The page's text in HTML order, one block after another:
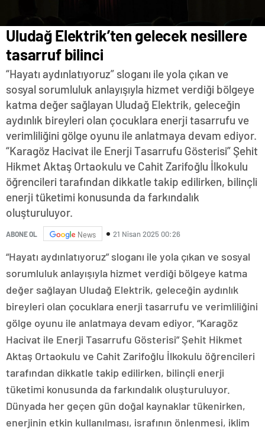
Uludağ Elektrik’ten gelecek nesillere
tasarruf bilinci
“Hayatı aydınlatıyoruz” sloganı ile yola çıkan ve
sosyal sorumluluk anlayışıyla hizmet verdiği bölgeye
katma değer sağlayan Uludağ Elektrik, geleceğin
aydınlık bireyleri olan çocuklara enerji tasarrufu ve
verimliliğini gölge oyunu ile anlatmaya devam ediyor.
“Karagöz Hacivat ile Enerji Tasarrufu Gösterisi” Şehit
Hikmet Aktaş Ortaokulu ve Cahit Zarifoğlu İlkokulu
öğrencileri tarafından dikkatle takip edilirken, bilinçli
enerji tüketimi konusunda da farkındalık
oluşturuluyor.
ABONE OL News 21 Nisan 2025 00:26
“Hayatı aydınlatıyoruz” sloganı ile yola çıkan ve sosyal
sorumluluk anlayışıyla hizmet verdiği bölgeye katma
değer sağlayan Uludağ Elektrik, geleceğin aydınlık
bireyleri olan çocuklara enerji tasarrufu ve verimliliğini
gölge oyunu ile anlatmaya devam ediyor. “Karagöz
Hacivat ile Enerji Tasarrufu Gösterisi” Şehit Hikmet
Aktaş Ortaokulu ve Cahit Zarifoğlu İlkokulu öğrencileri
tarafından dikkatle takip edilirken, bilinçli enerji
tüketimi konusunda da farkındalık oluşturuluyor.
Dünyada her geçen gün doğal kaynaklar tükenirken,
enerjinin etkin kullanılması, israfının önlenmesi, iklim